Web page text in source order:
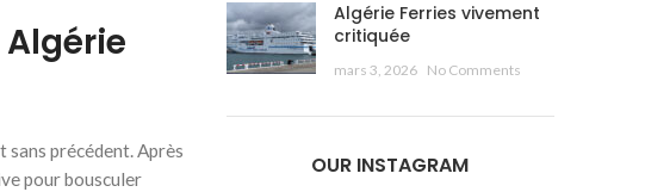
précédent. Après
pour bousculer
Algérie Ferries vivement
critiquée
mars 3, 2026 No Comments
OUR INSTAGRAM